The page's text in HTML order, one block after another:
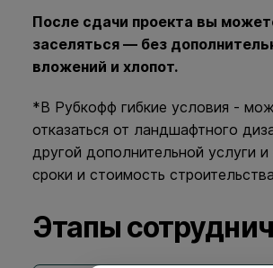
После сдачи проекта вы
заселяться — без
вложений и хлопот.
*В Рубкофф гибкие условия -
отказаться от ландшафтного
другой дополнительной услуги и
сроки и стоимость
Этапы